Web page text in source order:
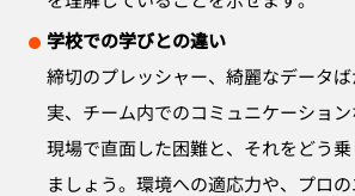
学校での学びとの違い
締切のプレッシャー、綺麗なデータ
実、チーム内でのコミュニケーショ
現場で直面した困難と、それをどう
ましょう。環境への適応力や、プロ